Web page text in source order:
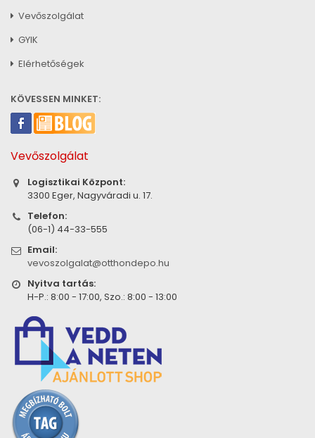
Vevőszolgálat
GYIK
Elérhetőségek
KÖVESSEN MINKET:
Vevőszolgálat
Logisztikai Központ:
3300 Eger, Nagyváradi u. 17.
Telefon:
(06-1) 44-33-555
Email:
vevoszolgalat@otthondepo.hu
Nyitva tartás:
H-P.: 8:00 - 17:00, Szo.: 8:00 - 13:00